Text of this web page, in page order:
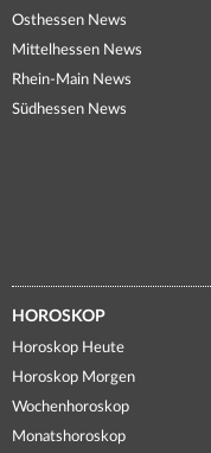
Osthessen News
Mittelhessen News
Rhein-Main News
Südhessen News
HOROSKOP
Horoskop Heute
Horoskop Morgen
Wochenhoroskop
Monatshoroskop